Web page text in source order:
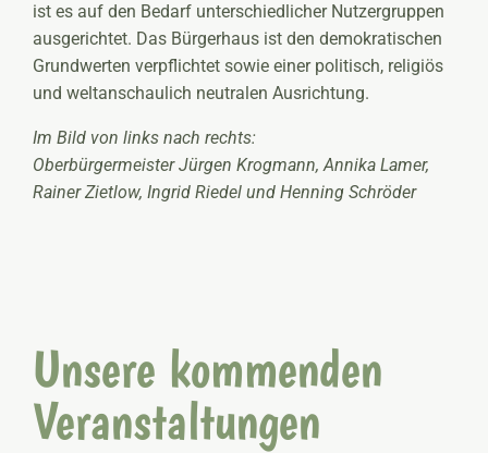
ist es auf den Bedarf unterschiedlicher Nutzergruppen
ausgerichtet. Das Bürgerhaus ist den demokratischen
Grundwerten verpflichtet sowie einer politisch, religiös
und weltanschaulich neutralen Ausrichtung.
Im Bild von links nach rechts:
Oberbürgermeister Jürgen Krogmann, Annika Lamer,
Rainer Zietlow, Ingrid Riedel und Henning Schröder
Unsere kommenden
Veranstaltungen